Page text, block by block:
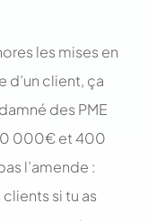
les mises en
d’un client, ça
des PME
000€ et 400
l’amende :
si tu as